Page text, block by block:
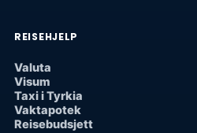
REISEHJELP
Valuta
Visum
Taxi i Tyrkia
Vaktapotek
Reisebudsjett